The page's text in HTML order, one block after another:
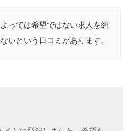
っては希望ではない求人を紹
いという口コミがあります。